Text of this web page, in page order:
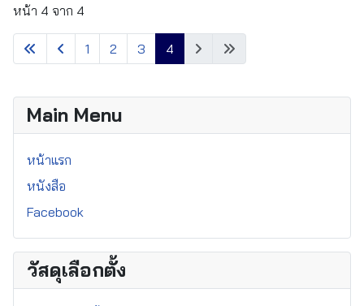
หน้า 4 จาก 4
1 2 3 4
Main Menu
หน้าแรก
หนังสือ
Facebook
วัสดุเลือกตั้ง